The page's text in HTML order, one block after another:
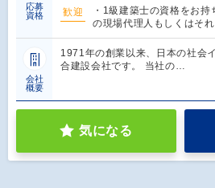
応募
資格
歓迎
・1級建築士の資格をお
の現場代理人もしくはそ
会社
概要
1971年の創業以来、日本の社会
合建設会社です。 当社の…
気になる